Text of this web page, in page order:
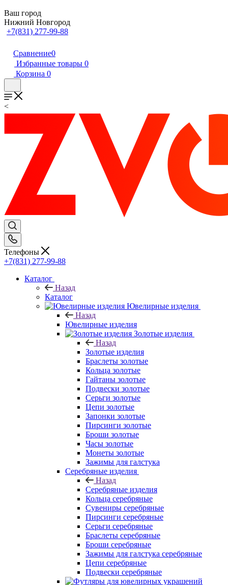
Ваш город
Нижний Новгород
+7(831) 277-99-88
Сравнение0
Избранные товары 0
Корзина 0
<
Телефоны
+7(831) 277-99-88
Каталог
Назад
Каталог
Ювелирные изделия
Назад
Ювелирные изделия
Золотые изделия
Назад
Золотые изделия
Браслеты золотые
Кольца золотые
Гайтаны золотые
Подвески золотые
Серьги золотые
Цепи золотые
Запонки золотые
Пирсинги золотые
Броши золотые
Часы золотые
Монеты золотые
Зажимы для галстука
Серебряные изделия
Назад
Серебряные изделия
Кольца серебряные
Сувениры серебряные
Пирсинги серебряные
Серьги серебряные
Браслеты серебряные
Броши серебряные
Зажимы для галстука серебряные
Цепи серебряные
Подвески серебряные